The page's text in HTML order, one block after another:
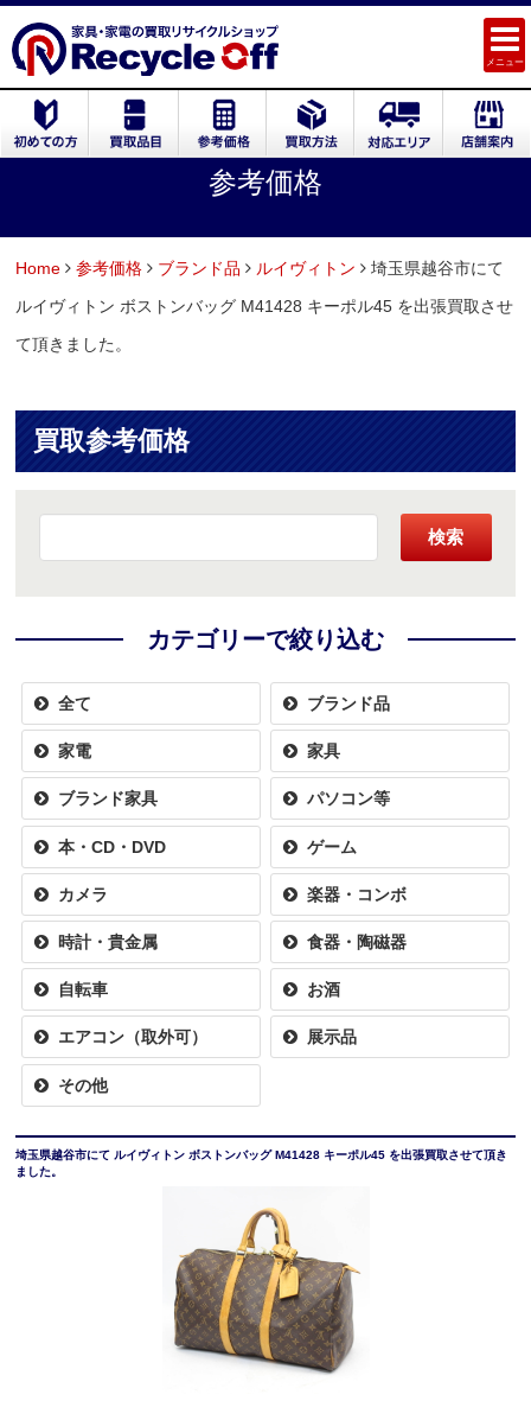
メニュー
参考価格
Home 参考価格 ブランド品 ルイヴィトン
埼玉県越谷市にて
ルイヴィトン ボストンバッグ M41428 キーポル45 を出張買取させ
て頂きました。
買取参考価格
検索
カテゴリーで絞り込む
全て ブランド品
家電 家具
ブランド家具 パソコン等
本・CD・DVD ゲーム
カメラ 楽器・コンボ
時計・貴金属 食器・陶磁器
自転車 お酒
エアコン（取外可） 展示品
その他
埼玉県越谷市にて ルイヴィトン ボストンバッグ M41428 キーポル45 を出張買取させて頂き
ました。